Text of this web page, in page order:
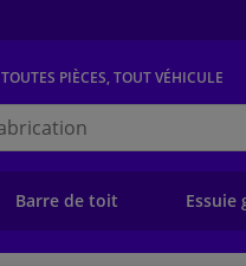
TOUTES PIÈCES, TOUT VÉHICULE
Barre de toit Essuie